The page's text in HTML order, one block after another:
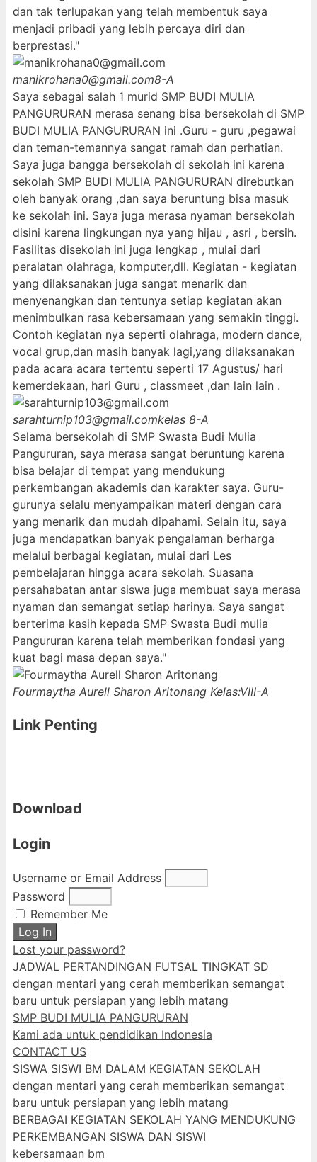
dan tak terlupakan yang telah membentuk saya
menjadi pribadi yang lebih percaya diri dan
berprestasi."
manikrohana0@gmail.com8-A
Saya sebagai salah 1 murid SMP BUDI MULIA
PANGURURAN merasa senang bisa bersekolah di SMP
BUDI MULIA PANGURURAN ini .Guru - guru ,pegawai
dan teman-temannya sangat ramah dan perhatian.
Saya juga bangga bersekolah di sekolah ini karena
sekolah SMP BUDI MULIA PANGURURAN direbutkan
oleh banyak orang ,dan saya beruntung bisa masuk
ke sekolah ini. Saya juga merasa nyaman bersekolah
disini karena lingkungan nya yang hijau , asri , bersih.
Fasilitas disekolah ini juga lengkap , mulai dari
peralatan olahraga, komputer,dll. Kegiatan - kegiatan
yang dilaksanakan juga sangat menarik dan
menyenangkan dan tentunya setiap kegiatan akan
menimbulkan rasa kebersamaan yang semakin tinggi.
Contoh kegiatan nya seperti olahraga, modern dance,
vocal grup,dan masih banyak lagi,yang dilaksanakan
pada acara acara tertentu seperti 17 Agustus/ hari
kemerdekaan, hari Guru , classmeet ,dan lain lain .
sarahturnip103@gmail.comkelas 8-A
Selama bersekolah di SMP Swasta Budi Mulia
Pangururan, saya merasa sangat beruntung karena
bisa belajar di tempat yang mendukung
perkembangan akademis dan karakter saya. Guru-
gurunya selalu menyampaikan materi dengan cara
yang menarik dan mudah dipahami. Selain itu, saya
juga mendapatkan banyak pengalaman berharga
melalui berbagai kegiatan, mulai dari Les
pembelajaran hingga acara sekolah. Suasana
persahabatan antar siswa juga membuat saya merasa
nyaman dan semangat setiap harinya. Saya sangat
berterima kasih kepada SMP Swasta Budi mulia
Pangururan karena telah memberikan fondasi yang
kuat bagi masa depan saya."
Fourmaytha Aurell Sharon Aritonang Kelas:VIII-A
Link Penting
Download
Login
Username or Email Address
Password
Remember Me
Log In
Lost your password?
JADWAL PERTANDINGAN FUTSAL TINGKAT SD
dengan mentari yang cerah memberikan semangat
baru untuk persiapan yang lebih matang
SMP BUDI MULIA PANGURURAN
Kami ada untuk pendidikan Indonesia
CONTACT US
SISWA SISWI BM DALAM KEGIATAN SEKOLAH
dengan mentari yang cerah memberikan semangat
baru untuk persiapan yang lebih matang
BERBAGAI KEGIATAN SEKOLAH YANG MENDUKUNG
PERKEMBANGAN SISWA DAN SISWI
kebersamaan bm